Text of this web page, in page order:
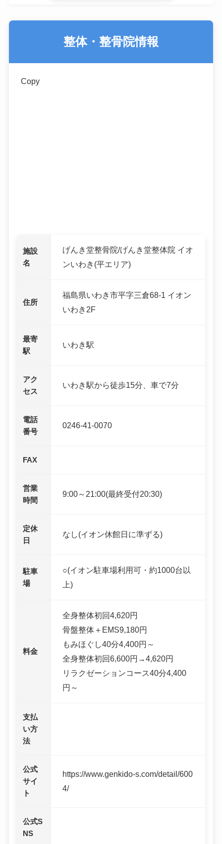
整体・整骨院情報
Copy
施設
名
げんき堂整骨院/げんき堂整体院 イオ
ンいわき(平エリア)
住所
福島県いわき市平字三倉68-1 イオン
いわき2F
最寄
駅
いわき駅
アク
セス
いわき駅から徒歩15分、車で7分
電話
番号
0246-41-0070
FAX
営業
時間
9:00～21:00(最終受付20:30)
定休
日
なし(イオン休館日に準ずる)
駐車
場
○(イオン駐車場利用可・約1000台以
上)
料金
全身整体初回4,620円
骨盤整体＋EMS9,180円
もみほぐし40分4,400円～
全身整体初回6,600円→4,620円
リラクゼーションコース40分4,400
円～
支払
い方
法
公式
サイ
ト
https://www.genkido-s.com/detail/600
4/
公式S
NS